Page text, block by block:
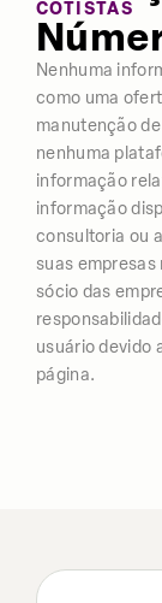
COTISTAS
Nenhuma
como uma
manutenção
nenhuma
informação
informação
consultoria ou
suas
sócio das
usuário devido
página.